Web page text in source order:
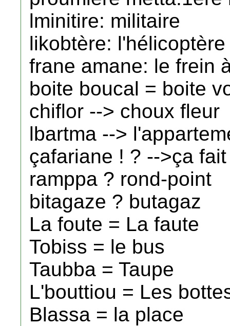
lminitire: militaire
likobtère: l'hélicoptère
frane amane: le frein
boite boucal = boite
chiflor --> choux fleur
lbartma -->
çafariane ! ? -->ça
ramppa ? rond-point
bitagaze ? butagaz
La foute = La faute
Tobiss = le bus
Taubba = Taupe
L'bouttiou = Les
Blassa = la place